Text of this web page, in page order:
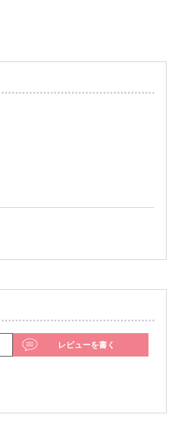
レビューを書く